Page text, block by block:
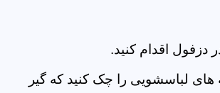
اقدام کنید.
های لباسشویی را چک کنید که گیر